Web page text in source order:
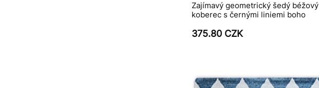
Zajímavý geometrický šedý béžový
koberec s černými liniemi boho
375.80 CZK